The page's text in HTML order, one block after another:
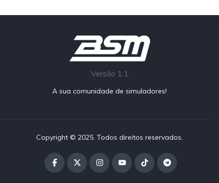
Versão 1.1
A sua comunidade de simuladores!
Copyright © 2025. Todos direitos reservados.